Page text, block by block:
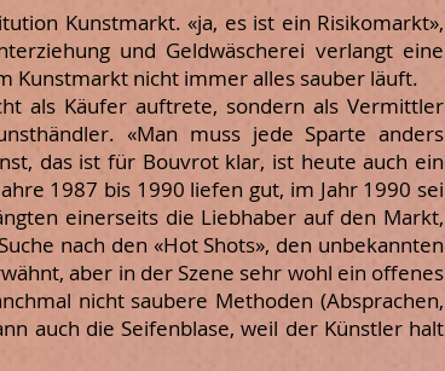
Kunstmarkt. «ja, es ist ein Risikomarkt»,
und Geldwäscherei verlangt eine
Kunstmarkt nicht immer alles sauber läuft.
als Käufer auftrete, sondern als Vermittler
«Man muss jede Sparte anders
das ist für Bouvrot klar, ist heute auch ein
1987 bis 1990 liefen gut, im Jahr 1990 sei
einerseits die Liebhaber auf den Markt,
nach den «Hot Shots», den unbekannten
aber in der Szene sehr wohl ein offenes
nicht saubere Methoden (Absprachen,
auch die Seifenblase, weil der Künstler halt